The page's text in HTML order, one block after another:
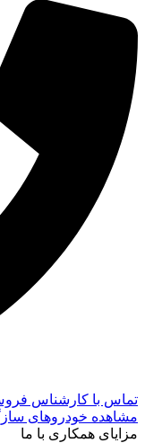
تماس با کارشناس
مشاهده خودروهای
مزایای همکاری با ما